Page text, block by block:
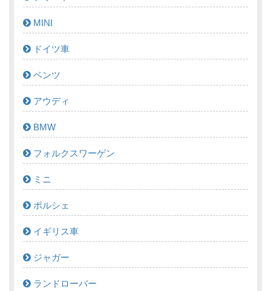
MINI
ドイツ車
ベンツ
アウディ
BMW
フォルクスワーゲン
ミニ
ポルシェ
イギリス車
ジャガー
ランドローバー